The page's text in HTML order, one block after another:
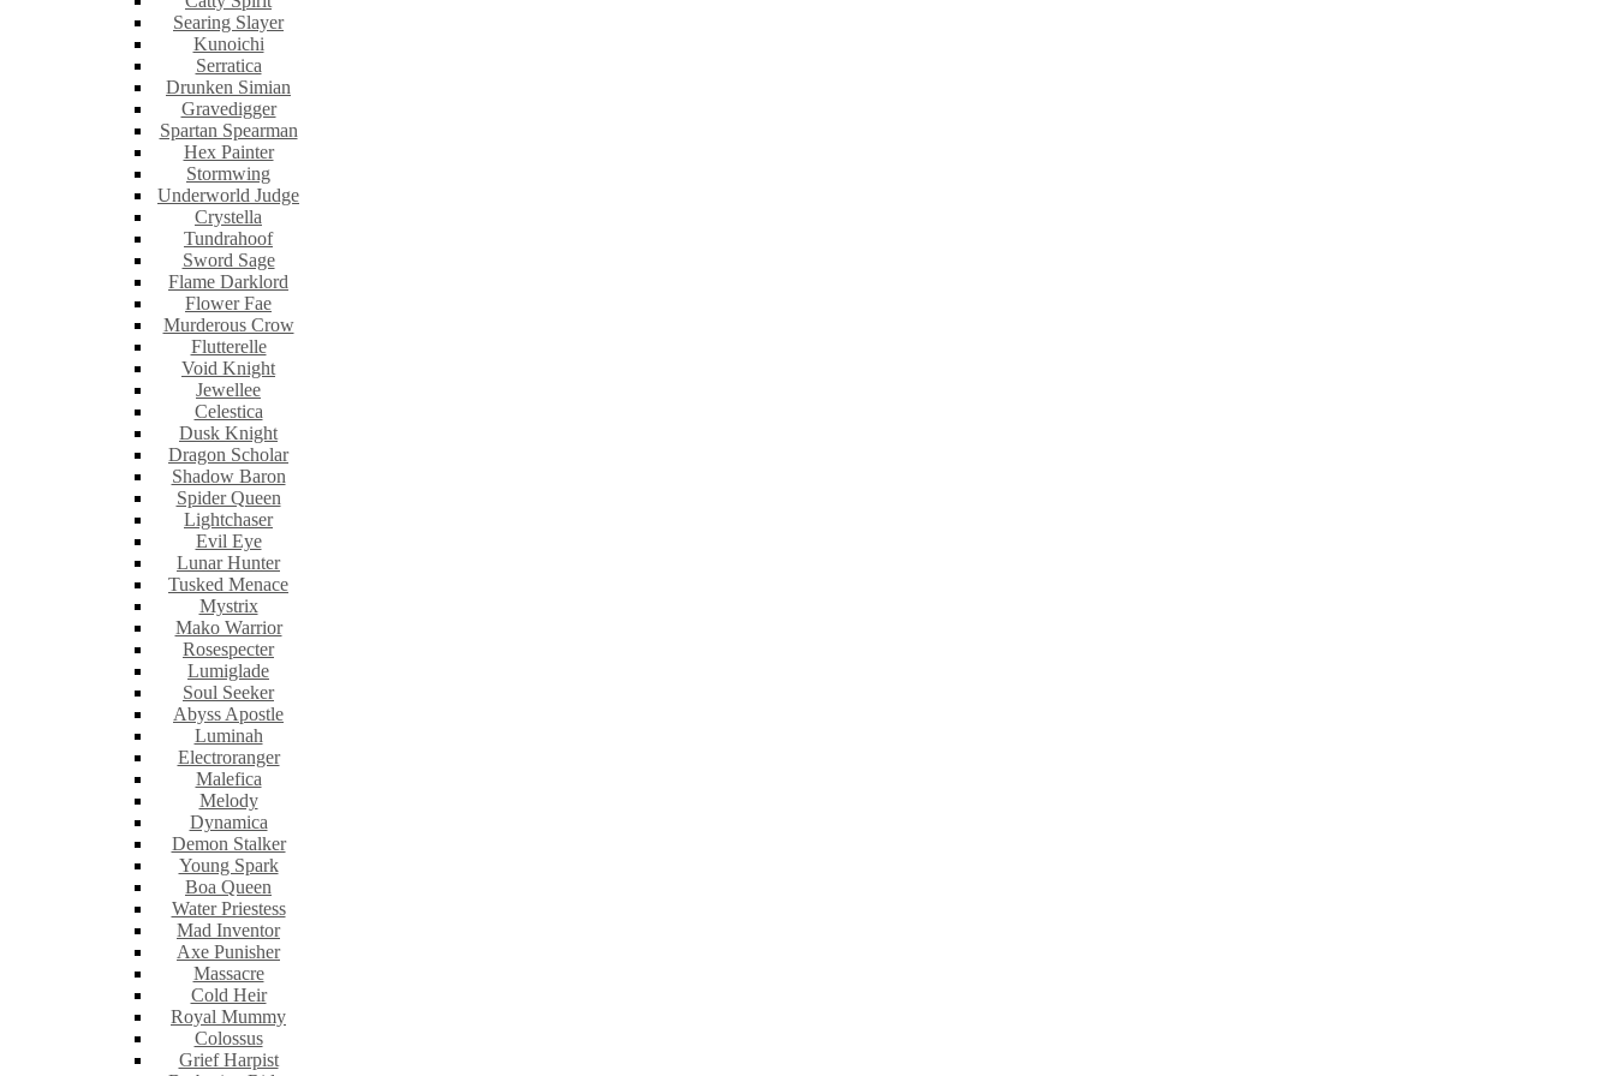
Searing Slayer
Kunoichi
Serratica
Drunken Simian
Gravedigger
Spartan Spearman
Hex Painter
Stormwing
Underworld Judge
Crystella
Tundrahoof
Sword Sage
Flame Darklord
Flower Fae
Murderous Crow
Flutterelle
Void Knight
Jewellee
Celestica
Dusk Knight
Dragon Scholar
Shadow Baron
Spider Queen
Lightchaser
Evil Eye
Lunar Hunter
Tusked Menace
Mystrix
Mako Warrior
Rosespecter
Lumiglade
Soul Seeker
Abyss Apostle
Luminah
Electroranger
Malefica
Melody
Dynamica
Demon Stalker
Young Spark
Boa Queen
Water Priestess
Mad Inventor
Axe Punisher
Massacre
Cold Heir
Royal Mummy
Colossus
Grief Harpist